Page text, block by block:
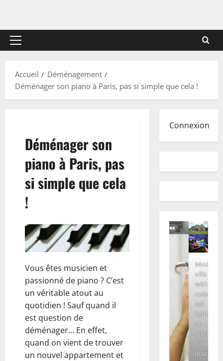
Menu
Accueil
Déménagement
Déménager son piano à Paris, pas si simple que cela !
Déménager son
piano à Paris, pas
si simple que cela
!
Vous êtes musicien et
passionné de piano ? C’est
un véritable atout au
quotidien ! Sauf quand il
est question de
déménager… En effet,
quand on vient de trouver
un nouvel appartement et
Connexion
Modern
villa
with
colored
led
lights
at
night.
Nobody
inside